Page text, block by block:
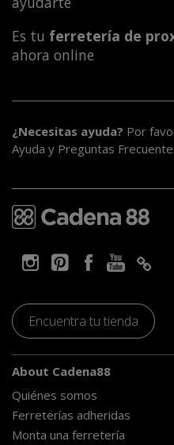
Es tu ferretería de
ahora online
¿Necesitas ayuda? Por
Ayuda y Preguntas
Encuentra tu tienda
About Cadena88
Quiénes somos
Ferreterías adheridas
Monta una ferretería